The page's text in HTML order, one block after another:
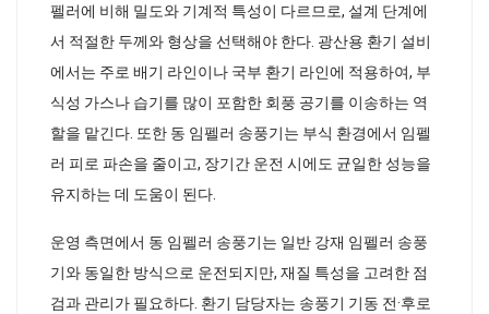
펠러에 비해 밀도와 기계적 특성이 다르므로, 설계 단계에
서 적절한 두께와 형상을 선택해야 한다. 광산용 환기 설비
에서는 주로 배기 라인이나 국부 환기 라인에 적용하여, 부
식성 가스나 습기를 많이 포함한 회풍 공기를 이송하는 역
할을 맡긴다. 또한 동 임펠러 송풍기는 부식 환경에서 임펠
러 피로 파손을 줄이고, 장기간 운전 시에도 균일한 성능을
유지하는 데 도움이 된다.
운영 측면에서 동 임펠러 송풍기는 일반 강재 임펠러 송풍
기와 동일한 방식으로 운전되지만, 재질 특성을 고려한 점
검과 관리가 필요하다. 환기 담당자는 송풍기 기동 전·후로